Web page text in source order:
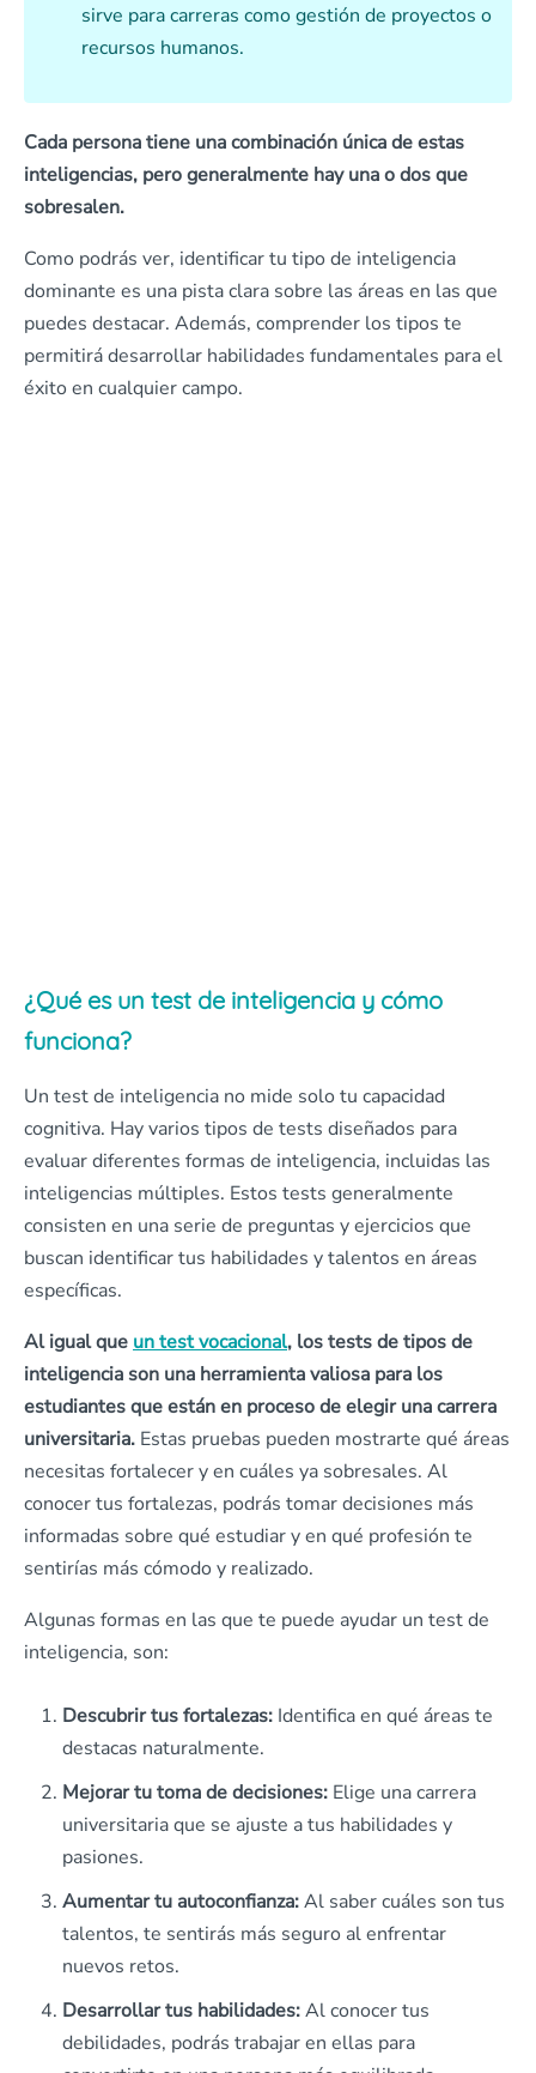
sirve para carreras como gestión de proyectos o
recursos humanos.
Cada persona tiene una combinación única de estas
inteligencias, pero generalmente hay una o dos que
sobresalen.
Como podrás ver, identificar tu tipo de inteligencia
dominante es una pista clara sobre las áreas en las que
puedes destacar. Además, comprender los tipos te
permitirá desarrollar habilidades fundamentales para el
éxito en cualquier campo.
¿Qué es un test de inteligencia y cómo
funciona?
Un test de inteligencia no mide solo tu capacidad
cognitiva. Hay varios tipos de tests diseñados para
evaluar diferentes formas de inteligencia, incluidas las
inteligencias múltiples. Estos tests generalmente
consisten en una serie de preguntas y ejercicios que
buscan identificar tus habilidades y talentos en áreas
específicas.
Al igual que un test vocacional, los tests de tipos de
inteligencia son una herramienta valiosa para los
estudiantes que están en proceso de elegir una carrera
universitaria. Estas pruebas pueden mostrarte qué áreas
necesitas fortalecer y en cuáles ya sobresales. Al
conocer tus fortalezas, podrás tomar decisiones más
informadas sobre qué estudiar y en qué profesión te
sentirías más cómodo y realizado.
Algunas formas en las que te puede ayudar un test de
inteligencia, son:
Descubrir tus fortalezas: Identifica en qué áreas te
destacas naturalmente.
Mejorar tu toma de decisiones: Elige una carrera
universitaria que se ajuste a tus habilidades y
pasiones.
Aumentar tu autoconfianza:Al saber cuáles son tus
talentos, te sentirás más seguro al enfrentar
nuevos retos.
Desarrollar tus habilidades:Al conocer tus
debilidades, podrás trabajar en ellas para